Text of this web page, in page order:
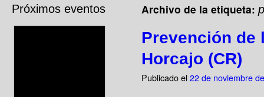
Próximos eventos Archivo de la etiqueta:
Prevención de
Horcajo (CR)
Publicado el22 de noviembre